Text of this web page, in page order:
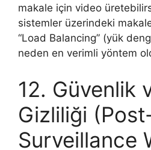
makale için video
sistemler üzerindeki
“Load Balancing” (yük
neden en verimli yöntem
12. Güvenlik
Gizliliği
Surveillance